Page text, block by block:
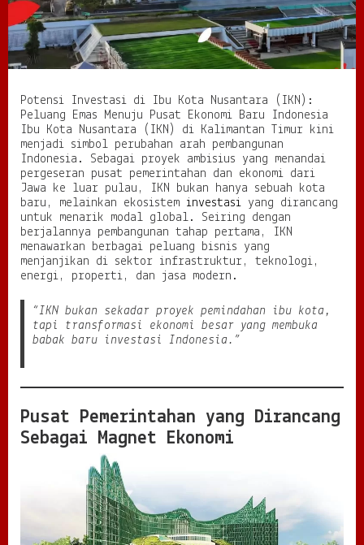
K
t
a
N
s
a
n
t
a
r
a
(
I
K
N
)
:
a
j
u
P
Potensi Investasi di Ibu Kota Nusantara (IKN):
Peluang Emas Menuju Pusat Ekonomi Baru Indonesia
Ibu Kota Nusantara (IKN) di Kalimantan Timur kini
menjadi simbol perubahan arah pembangunan
Indonesia. Sebagai proyek ambisius yang menandai
pergeseran pusat pemerintahan dan ekonomi dari
Jawa ke luar pulau, IKN bukan hanya sebuah kota
baru, melainkan ekosistem investasi yang dirancang
untuk menarik modal global. Seiring dengan
berjalannya pembangunan tahap pertama, IKN
menawarkan berbagai peluang bisnis yang
menjanjikan di sektor infrastruktur, teknologi,
energi, properti, dan jasa modern.
“IKN bukan sekadar proyek pemindahan ibu kota,
tapi transformasi ekonomi besar yang membuka
babak baru investasi Indonesia.”
Pusat Pemerintahan yang Dirancang
Sebagai Magnet Ekonomi